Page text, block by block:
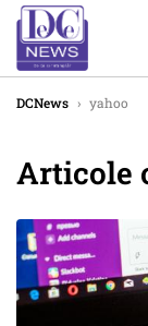
DCNews › yahoo
Articole